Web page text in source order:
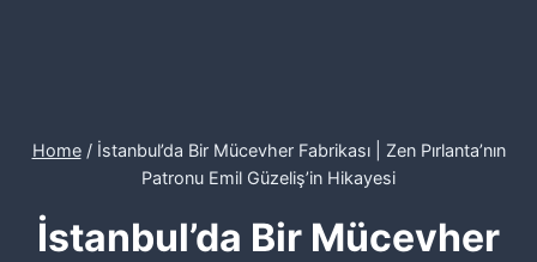
Home / İstanbul’da Bir Mücevher Fabrikası | Zen Pırlanta’nın
Patronu Emil Güzeliş’in Hikayesi
İstanbul’da Bir Mücevher